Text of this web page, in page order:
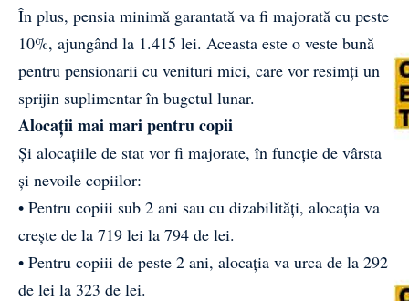
În plus, pensia minimă garantată va fi majorată cu peste
10%, ajungând la 1.415 lei. Aceasta este o veste bună
pentru pensionarii cu venituri mici, care vor resimți un
sprijin suplimentar în bugetul lunar.
Alocații mai mari pentru copii
Și alocațiile de stat vor fi majorate, în funcție de vârsta
și nevoile copiilor:
• Pentru copiii sub 2 ani sau cu dizabilități, alocația va
crește de la 719 lei la 794 de lei.
• Pentru copiii de peste 2 ani, alocația va urca de la 292
de lei la 323 de lei.